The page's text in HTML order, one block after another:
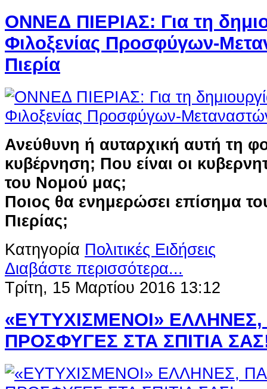
ΟΝΝΕΔ ΠΙΕΡΙΑΣ: Για τη
Φιλοξενίας Προσφύγων-
Πιερία
Ανεύθυνη ή αυταρχική αυτή τη
κυβέρνηση; Που είναι οι
του Νομού μας;
Ποιος θα ενημερώσει επίσημα
Πιερίας;
Κατηγορία Πολιτικές Ειδήσεις
Διαβάστε περισσότερα...
Τρίτη, 15 Μαρτίου 2016 13:12
«ΕΥΤΥΧΙΣΜΕΝΟΙ»
ΠΡΟΣΦΥΓΕΣ ΣΤΑ ΣΠΙΤΙΑ